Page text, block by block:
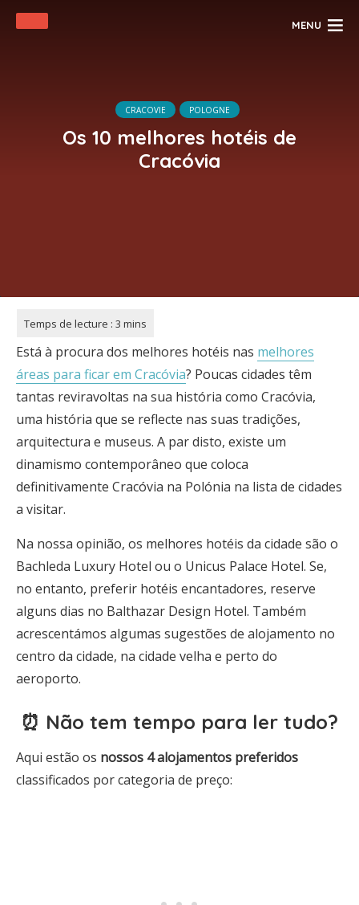
MENU
CRACOVIE POLOGNE
Os 10 melhores hotéis de
Cracóvia
Está à procura dos melhores hotéis nas melhores
áreas para ficar em Cracóvia? Poucas cidades têm
tantas reviravoltas na sua história como Cracóvia,
uma história que se reflecte nas suas tradições,
arquitectura e museus. A par disto, existe um
dinamismo contemporâneo que coloca
definitivamente Cracóvia na Polónia na lista de cidades
a visitar.
Na nossa opinião, os melhores hotéis da cidade são o
Bachleda Luxury Hotel ou o Unicus Palace Hotel. Se,
no entanto, preferir hotéis encantadores, reserve
alguns dias no Balthazar Design Hotel. Também
acrescentámos algumas sugestões de alojamento no
centro da cidade, na cidade velha e perto do
aeroporto.
⏰ Não tem tempo para ler tudo?
Aqui estão os nossos 4 alojamentos preferidos
classificados por categoria de preço: